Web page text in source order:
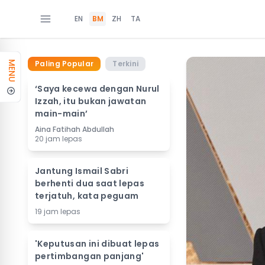
EN BM ZH TA
MENU Paling Popular Terkini
‘Saya kecewa dengan Nurul
Izzah, itu bukan jawatan
main-main’
Aina Fatihah Abdullah
20 jam lepas
Jantung Ismail Sabri
berhenti dua saat lepas
terjatuh, kata peguam
19 jam lepas
'Keputusan ini dibuat lepas
pertimbangan panjang'